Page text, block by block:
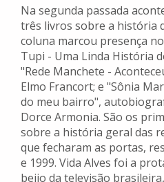
Na segunda passada
três livros sobre a história
coluna marcou presença
Tupi - Uma Linda História
"Rede Manchete -
Elmo Francort; e "Sônia
do meu bairro",
Dorce Armonia. São os
sobre a história geral das
que fecharam as portas,
e 1999. Vida Alves foi a
beijo da televisão